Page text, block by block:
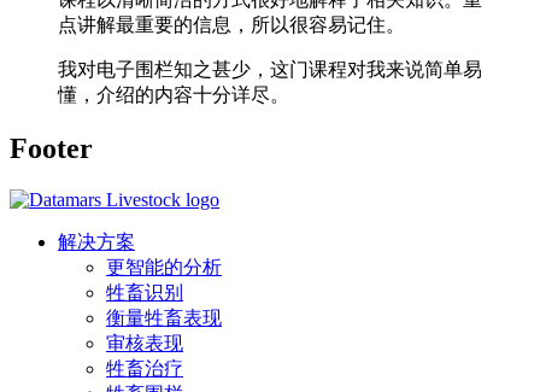
点讲解最重要的信息，所以很容易记住。
我对电子围栏知之甚少，这门课程对我来说简单易
懂，介绍的内容十分详尽。
Footer
解决方案
更智能的分析
牲畜识别
衡量牲畜表现
审核表现
牲畜治疗